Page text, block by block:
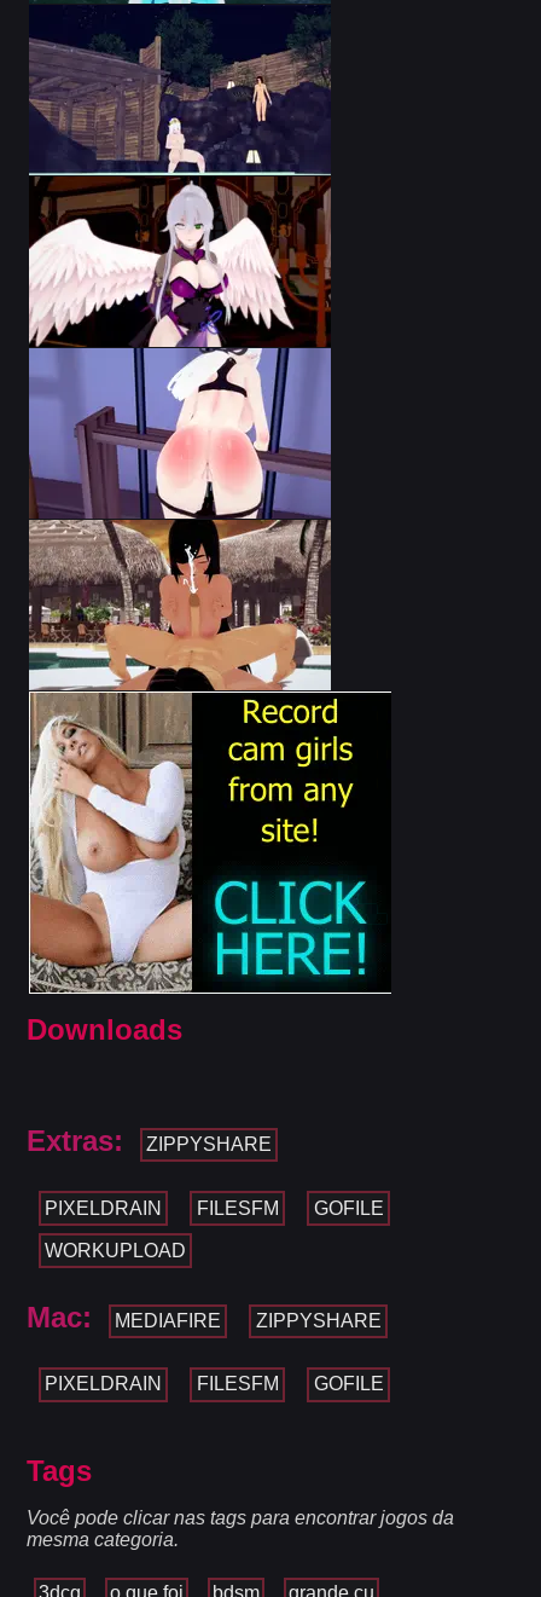
Downloads
Extras: ZIPPYSHARE
PIXELDRAIN FILESFM GOFILE
WORKUPLOAD
Mac: MEDIAFIRE ZIPPYSHARE
PIXELDRAIN FILESFM GOFILE
Tags
Você pode clicar nas tags para encontrar jogos da
mesma categoria.
3dcg o que foi bdsm grande cu